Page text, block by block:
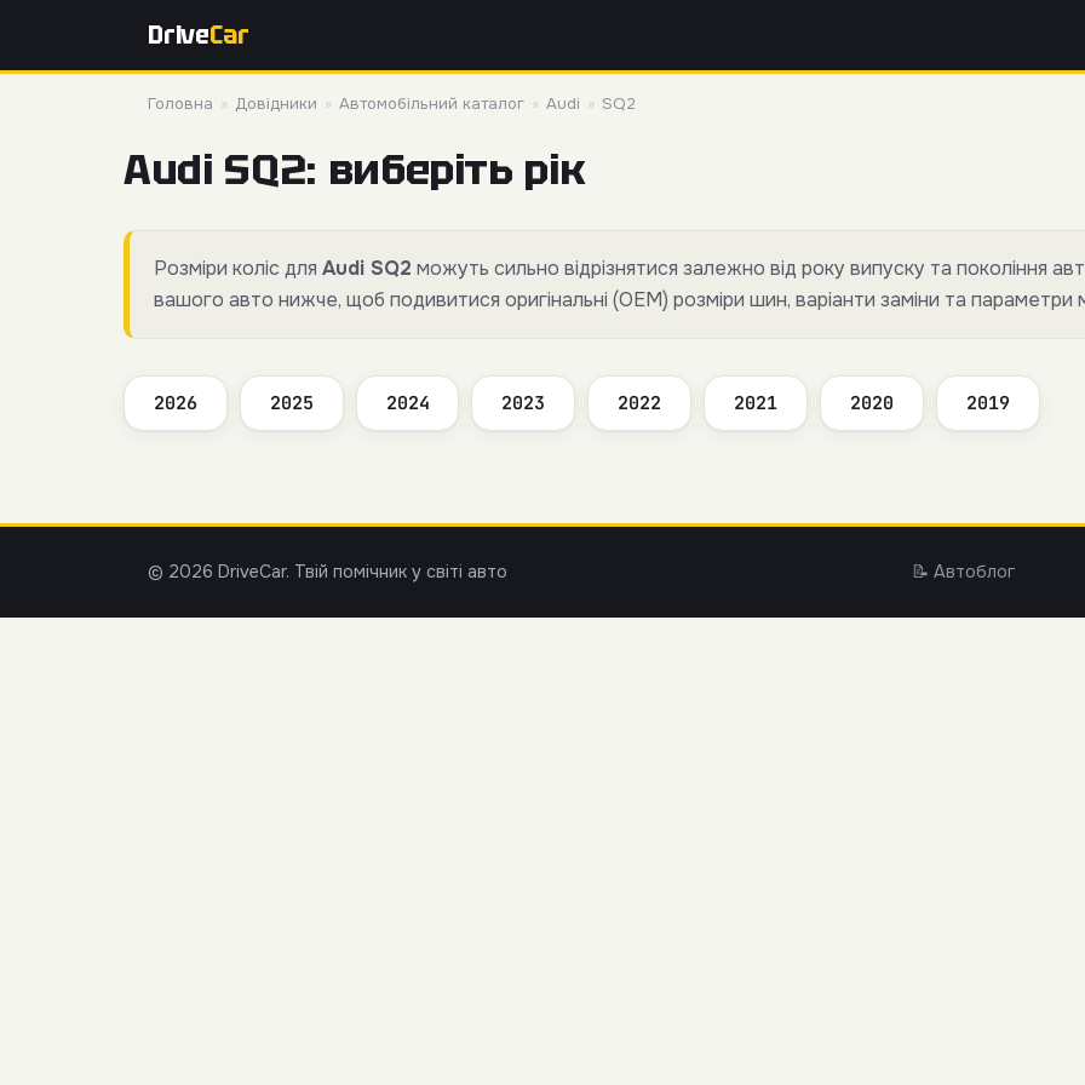
DriveCar
Головна » Довідники » Автомобільний каталог » Audi » SQ2
Audi SQ2: виберіть рік
Розміри коліс для Audi SQ2 можуть сильно відрізнятися залежно від року випуску та покоління
вашого авто нижче, щоб подивитися оригінальні (OEM) розміри шин, варіанти заміни та параметри
2026 2025 2024 2023 2022 2021 2020 2019
© 2026 DriveCar. Твій помічник у світі авто 📝 Автоблог